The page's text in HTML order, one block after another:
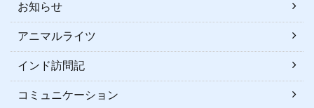
お知らせ
アニマルライツ
インド訪問記
コミュニケーション